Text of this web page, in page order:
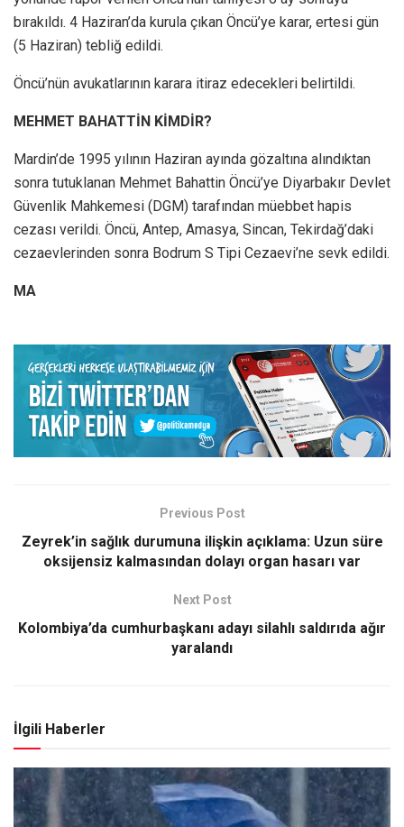
bırakıldı. 4 Haziran’da kurula çıkan Öncü’ye karar, ertesi gün
(5 Haziran) tebliğ edildi.
Öncü’nün avukatlarının karara itiraz edecekleri belirtildi.
MEHMET BAHATTİN KİMDİR?
Mardin’de 1995 yılının Haziran ayında gözaltına alındıktan
sonra tutuklanan Mehmet Bahattin Öncü’ye Diyarbakır Devlet
Güvenlik Mahkemesi (DGM) tarafından müebbet hapis
cezası verildi. Öncü, Antep, Amasya, Sincan, Tekirdağ’daki
cezaevlerinden sonra Bodrum S Tipi Cezaevi’ne sevk edildi.
MA
Previous Post
Zeyrek’in sağlık durumuna ilişkin açıklama: Uzun süre
oksijensiz kalmasından dolayı organ hasarı var
Next Post
Kolombiya’da cumhurbaşkanı adayı silahlı saldırıda ağır
yaralandı
İlgili Haberler